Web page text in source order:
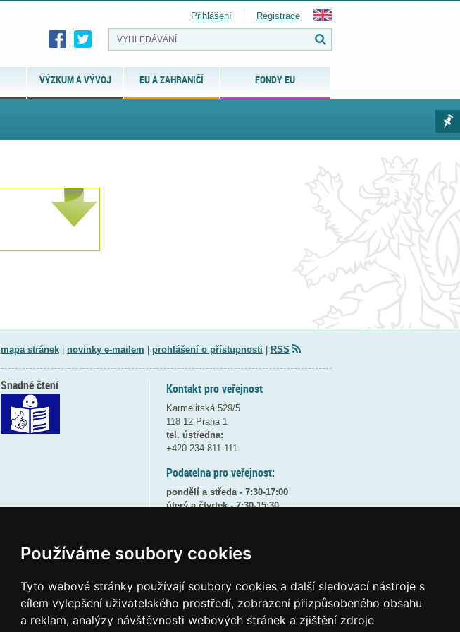
Používáme soubory cookies
Tyto webové stránky používají soubory cookies a další sledovací nástroje s
cílem vylepšení uživatelského prostředí, zobrazení přizpůsobeného obsahu
a reklam, analýzy návštěvnosti webových stránek a zjištění zdroje
VÝZKUM A VÝVOJ EU A ZAHRANIČÍ FONDY EU
Přihlášení Registrace
mapa stránek| novinky e-mailem prohlášení o přístupnosti RSS
Kontakt pro veřejnost
Karmelitská 529/5
118 12 Praha 1
tel. ústředna:
+420 234 811 111
Podatelna pro veřejnost:
pondělí a středa - 7:30-17:00
úterý a čtvrtek - 7:30-15:30
8:30 - 9:30 - bezpečnostní přestávka
(více informacíZDE)
Elektronická podatelna:
posta@msmtgov cz
ID datové schránky:vidaawt
Snadné čtení